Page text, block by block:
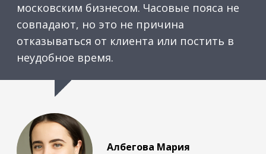
Албегова Мария
московским бизнесом. Часовые пояса не
совпадают, но это не причина
отказываться от клиента или постить в
неудобное время.